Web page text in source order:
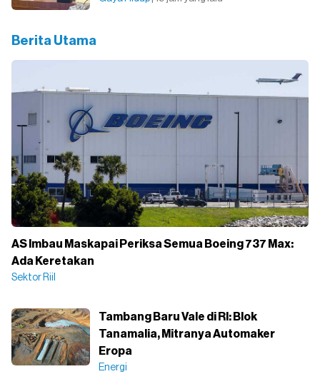
Berita Utama
AS Imbau Maskapai Periksa Semua Boeing 737 Max:
Ada Keretakan
Sektor Riil
Tambang Baru Vale di RI: Blok
Tanamalia, Mitranya Automaker
Eropa
Energi